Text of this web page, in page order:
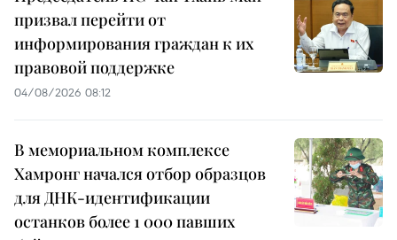
призвал перейти от
информирования граждан к их
правовой поддержке
04/08/2026 08:12
В мемориальном комплексе
Хамронг начался отбор образцов
для ДНК-идентификации
останков более 1 000 павших